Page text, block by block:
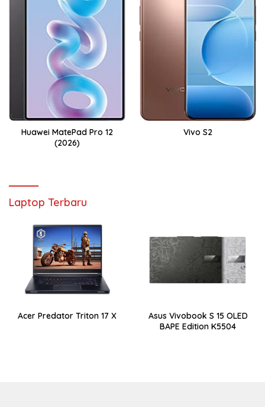
Huawei MatePad Pro 12
(2026)
Vivo S2
Laptop Terbaru
Acer Predator Triton 17 X
Asus Vivobook S 15 OLED
BAPE Edition K5504